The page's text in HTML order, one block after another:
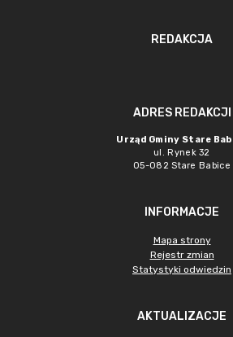
REDAKCJA
ADRES REDAKCJI
Urząd Gminy Stare
ul. Rynek 32
05-082 Stare Babice
INFORMACJE
Mapa strony
Rejestr zmian
Statystyki odwiedzin
AKTUALIZACJE